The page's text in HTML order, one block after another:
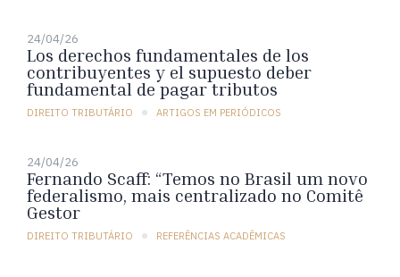
24/04/26
Los derechos fundamentales de los
contribuyentes y el supuesto deber
fundamental de pagar tributos
DIREITO TRIBUTÁRIO ARTIGOS EM PERIÓDICOS
24/04/26
Fernando Scaff: “Temos no Brasil um novo
federalismo, mais centralizado no Comitê
Gestor
DIREITO TRIBUTÁRIO REFERÊNCIAS ACADÊMICAS